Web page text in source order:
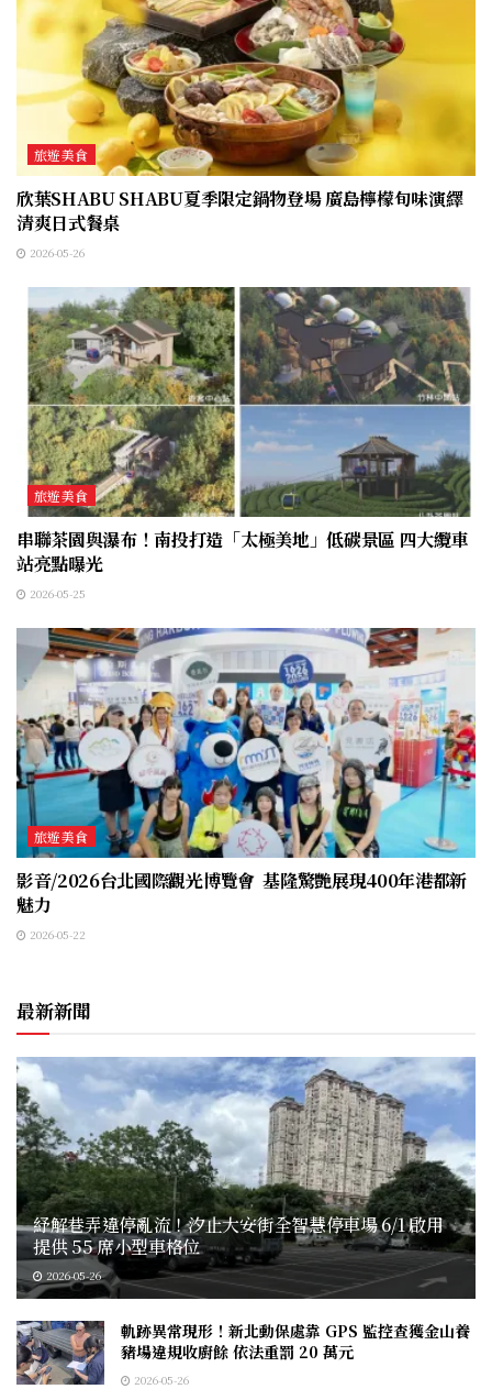
旅遊美食
欣葉SHABU SHABU夏季限定鍋物登場 廣島檸檬旬味演繹
清爽日式餐桌
2026-05-26
旅遊美食
串聯茶園與瀑布！南投打造「太極美地」低碳景區 四大纜車
站亮點曝光
2026-05-25
旅遊美食
影音/2026台北國際觀光博覽會 基隆驚艷展現400年港都新
魅力
2026-05-22
最新新聞
紓解巷弄違停亂流！汐止大安街全智慧停車場 6/1 啟用
提供 55 席小型車格位
2026-05-26
軌跡異常現形！新北動保處靠 GPS 監控查獲金山養
豬場違規收廚餘 依法重罰 20 萬元
2026-05-26